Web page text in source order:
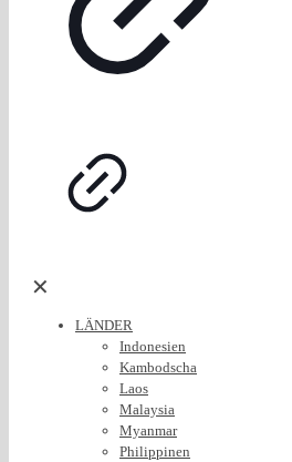
✕
LÄNDER
Indonesien
Kambodscha
Laos
Malaysia
Myanmar
Philippinen